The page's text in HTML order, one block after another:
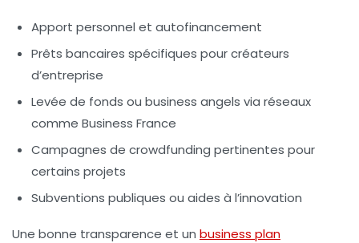
Apport personnel et autofinancement
Prêts bancaires spécifiques pour créateurs
d’entreprise
Levée de fonds ou business angels via réseaux
comme Business France
Campagnes de crowdfunding pertinentes pour
certains projets
Subventions publiques ou aides à l’innovation
Une bonne transparence et un business plan